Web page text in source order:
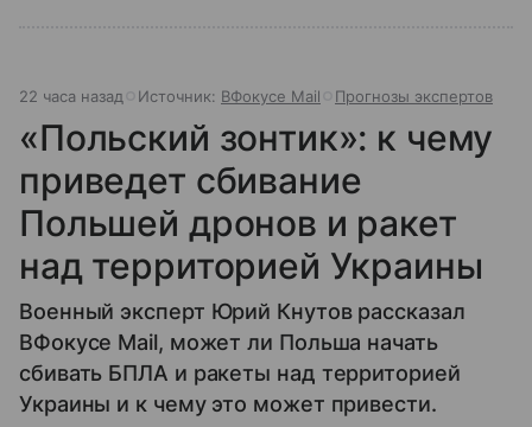
22 часа назад Источник: ВФокусе Mail Прогнозы экспертов
«Польский зонтик»: к чему
приведет сбивание
Польшей дронов и ракет
над территорией Украины
Военный эксперт Юрий Кнутов рассказал
ВФокусе Mail, может ли Польша начать
сбивать БПЛА и ракеты над территорией
Украины и к чему это может привести.